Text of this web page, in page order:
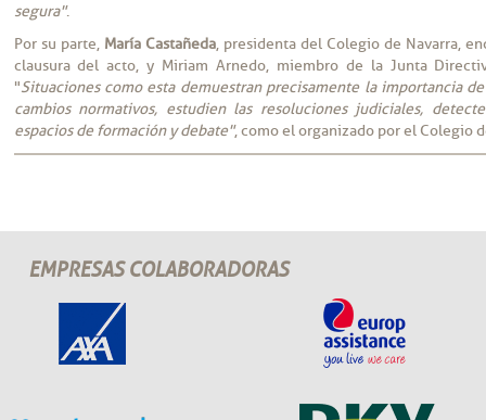
segura".
Por su parte, María Castañeda, presidenta del Colegio de Navarra,
clausura del acto, y Miriam Arnedo, miembro de la Junta
"Situaciones como esta demuestran precisamente la importancia
cambios normativos, estudien las resoluciones judiciales,
espacios de formación y debate", como el organizado por el Colegio
EMPRESAS COLABORADORAS